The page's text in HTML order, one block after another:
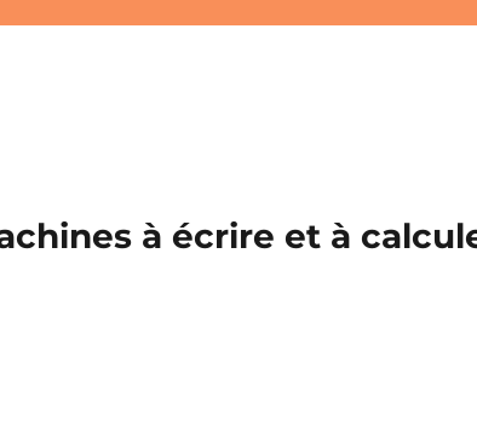
à écrire et à